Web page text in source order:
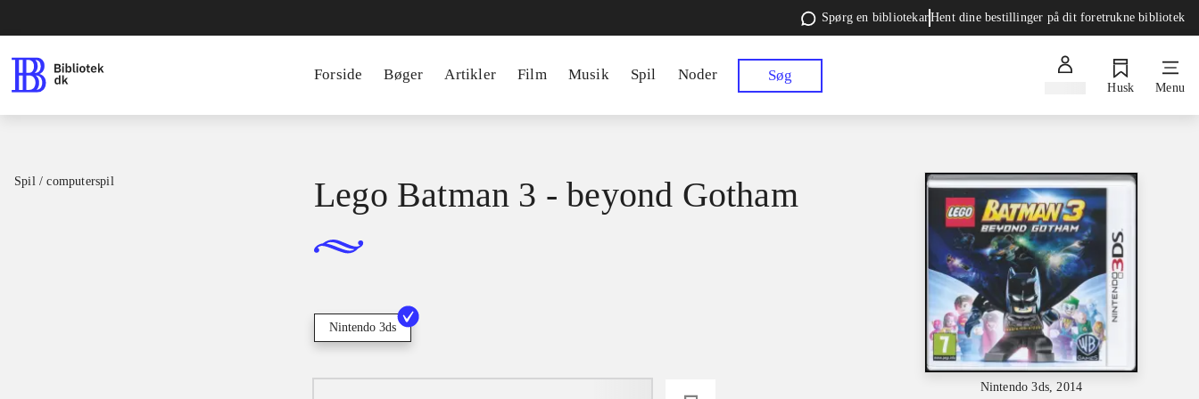
Spørg en bibliotekarHent dine bestillinger på dit foretrukne bibliotek
Forside Bøger Artikler Film Musik Spil Noder Søg
Husk Menu
Spil / computerspil
Nintendo 3ds, 2014
Lego Batman 3 - beyond Gotham
Nintendo 3ds